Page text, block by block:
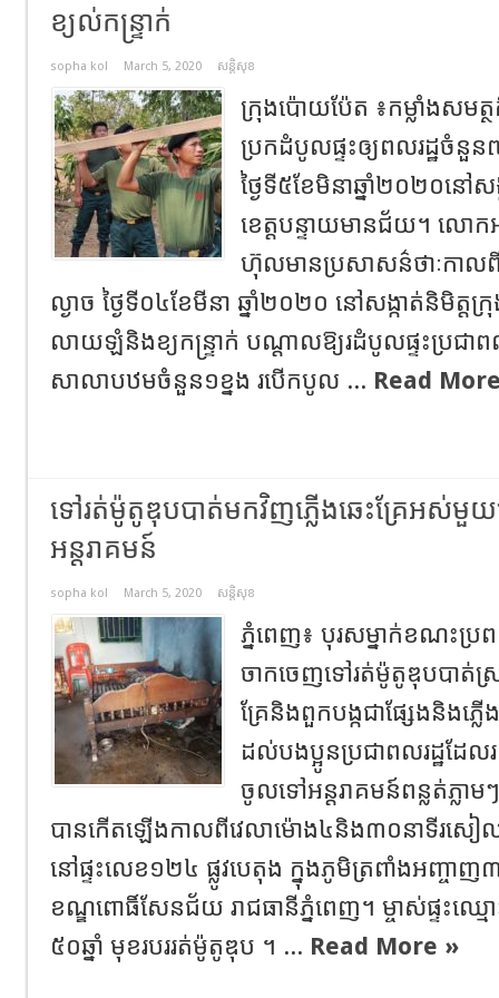
ខ្យល់កន្ទ្រាក់
sopha kol March 5, 2020 សន្តិសុខ
ក្រុងប៉ោយប៉ែត ៖កម្លាំងសមត្ថ
ប្រកដំបូលផ្ទះឲ្យពលរដ្ឋចំនួន
ថ្ងៃទី៥ខែមិនាឆ្នាំ២០២០នៅ
ខេត្តបន្ទាយមានជ័យ។ លោ
ហ៊ុលមានប្រសាសន៌ថាៈកាល
ល្ងាច ថ្ងៃទី០៤ខែមីនា ឆ្នាំ២០២០ នៅសង្កាត់និមិត្តក្
លាយឡំនិងខ្យកន្ទ្រាក់ បណ្តាលឱ្យរដំបូលផ្ទះប្រជា
សាលាបឋមចំនួន១ខ្នង របើកបូល ... Read
ទៅរត់ម៉ូតូឌុបបាត់មកវិញភ្លេីងឆេះគ្រែអស់មួយ
អន្តរាគមន៍
sopha kol March 5, 2020 សន្តិសុខ
ភ្នំពេញ​៖​ បុរសម្នាក់ខណះប្រ
ចាកចេញទៅរត់ម៉ូតូឌុបបាត់ស្រ
គ្រែនិងពួកបង្កជាផ្សែងនិងភ្លេី
ដល់បងប្អូនប្រជាពលរដ្ឋដែលរ
ចូលទៅអន្តរាគមន៍ពន្លត់ភ្លា
បានកេីតឡេីងកាលពីវេលាម៉ោង៤និង៣០នាទីរសៀល
នៅផ្ទះលេខ១២៤​ ផ្លូវបេតុង​ ក្នុងភូមិត្រពាំងអញ្ចាញ
ខណ្ឌពោធិ៍សែនជ័យ​ រាជធានីភ្នំពេញ​។ ម្ចាស់ផ្ទះឈ្ម
៥០ឆ្នាំ​ មុខរបររត់ម៉ូតូឌុប​ ។ ... Read More »